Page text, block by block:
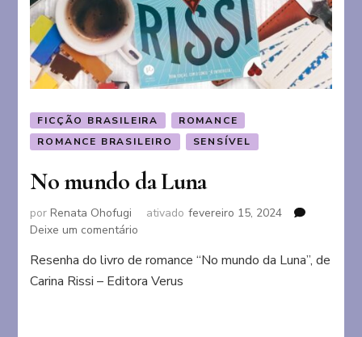
FICÇÃO BRASILEIRA
ROMANCE
ROMANCE BRASILEIRO
SENSÍVEL
No mundo da Luna
porRenata Ohofugi ativado fevereiro 15, 2024
Deixe um comentário
mundo
da
Resenha do livro de romance “No mundo da Luna”, de
Carina Rissi – Editora Verus